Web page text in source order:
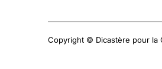
Copyright © Dicastère pour la